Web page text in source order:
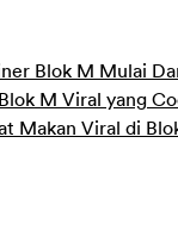
Blok M Mulai
M Viral yang
Makan Viral di